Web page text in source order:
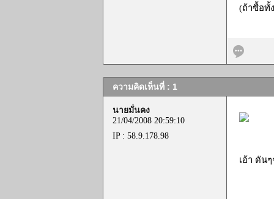
(ถ้าซื้อทั้
ความคิดเห็นที่ : 1
นายมั่นคง
21/04/2008 20:59:10
IP : 58.9.178.98
เอ้า ดันๆ